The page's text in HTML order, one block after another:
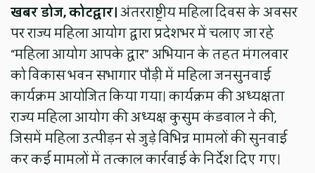
खबर डोज, कोटद्वार।अंतरराष्ट्रीय महिला दिवस के अवसर
पर राज्य महिला आयोग द्वारा प्रदेशभर में चलाए जा रहे
“महिला आयोग आपके द्वार” अभियान के तहत मंगलवार
को विकास भवन सभागार पौड़ी में महिला जनसुनवाई
कार्यक्रम आयोजित किया गया। कार्यक्रम की अध्यक्षता
राज्य महिला आयोग की अध्यक्ष कुसुम कंडवाल ने की,
जिसमें महिला उत्पीड़न से जुड़े विभिन्न मामलों की सुनवाई
कर कई मामलों में तत्काल कार्रवाई के निर्देश दिए गए।